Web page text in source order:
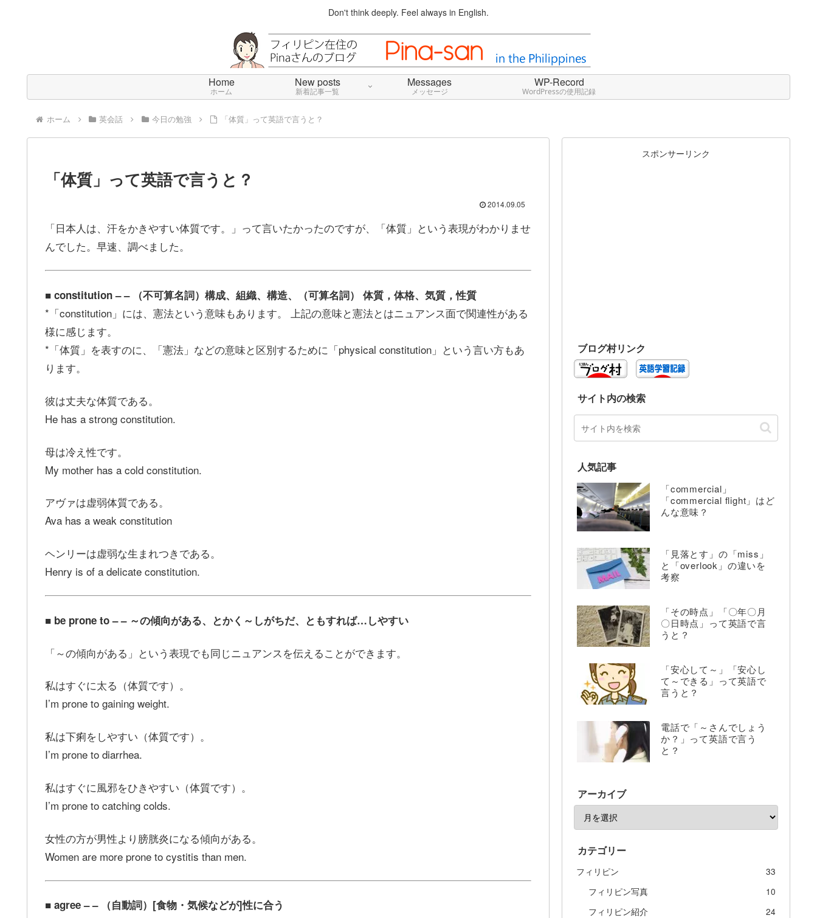
Don't think deeply. Feel always in English.
Home
ホーム
New posts
新着記事一覧
Messages
メッセージ
WP-Record
WordPressの使用記録
ホーム 英会話 今日の勉強 「体質」って英語で言うと？
「体質」って英語で言うと？
2014.09.05
「日本人は、汗をかきやすい体質です。」って言いたかったのですが、「体質」という表現がわかりませ
んでした。早速、調べました。
■ constitution – – （不可算名詞）構成、組織、構造、（可算名詞） 体質，体格、気質，性質
*「constitution」には、憲法という意味もあります。 上記の意味と憲法とはニュアンス面で関連性がある
様に感じます。
*「体質」を表すのに、「憲法」などの意味と区別するために「physical constitution」という言い方もあ
ります。
彼は丈夫な体質である。
He has a strong constitution.
母は冷え性です。
My mother has a cold constitution.
アヴァは虚弱体質である。
Ava has a weak constitution
ヘンリーは虚弱な生まれつきである。
Henry is of a delicate constitution.
■ be prone to – – ～の傾向がある、とかく～しがちだ、ともすれば…しやすい
「～の傾向がある」という表現でも同じニュアンスを伝えることができます。
私はすぐに太る（体質です）。
I’m prone to gaining weight.
私は下痢をしやすい（体質です）。
I’m prone to diarrhea.
私はすぐに風邪をひきやすい（体質です）。
I’m prone to catching colds.
女性の方が男性より膀胱炎になる傾向がある。
Women are more prone to cystitis than men.
■ agree – – （自動詞）[食物・気候などが]性に合う
スポンサーリンク
ブログ村リンク
サイト内の検索
人気記事
「commercial」
「commercial flight」はど
んな意味？
「見落とす」の「miss」
と「overlook」の違いを
考察
「その時点」「〇年〇月
〇日時点」って英語で言
うと？
「安心して～」「安心し
て～できる」って英語で
言うと？
電話で「～さんでしょう
か？」って英語で言う
と？
アーカイブ
カテゴリー
フィリピン
33
フィリピン写真
10
フィリピン紹介
24